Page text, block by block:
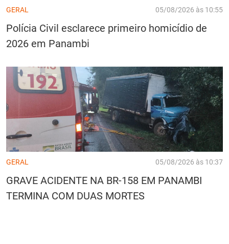
GERAL 05/08/2026 às 10:55
Polícia Civil esclarece primeiro homicídio de
2026 em Panambi
GERAL 05/08/2026 às 10:37
GRAVE ACIDENTE NA BR-158 EM PANAMBI
TERMINA COM DUAS MORTES